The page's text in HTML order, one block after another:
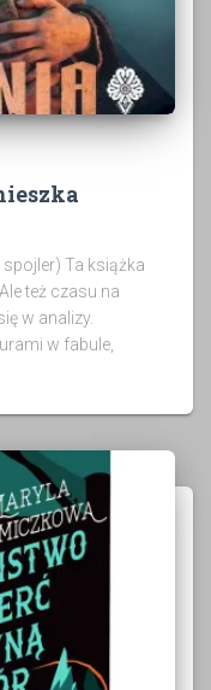
spojler) Ta książka
też czasu na
w analizy.
w fabule,